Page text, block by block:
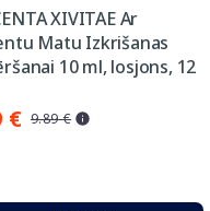
XIVITAE Ar
Matu Izkrišanas
10 ml, losjons, 12
€ 9.89 €